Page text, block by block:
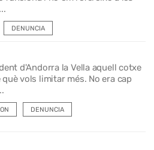
DENUNCIA
d'Andorra la Vella aquell cotxe
vols limitar més. No era cap
DENUNCIA